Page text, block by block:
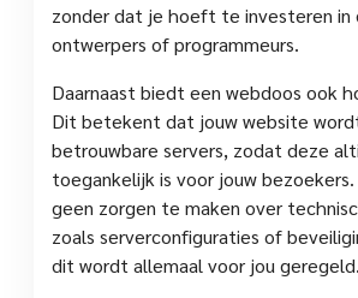
zonder dat je hoeft te investeren in
ontwerpers of programmeurs.
Daarnaast biedt een webdoos ook
Dit betekent dat jouw website
betrouwbare servers, zodat deze
toegankelijk is voor jouw
geen zorgen te maken over
zoals serverconfiguraties of
dit wordt allemaal voor jou geregeld.